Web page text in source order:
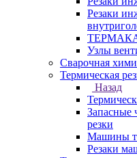
Резаки
Узлы
Сварочная
Термическая
Назад
Запасные
резки
Машины
Резаки